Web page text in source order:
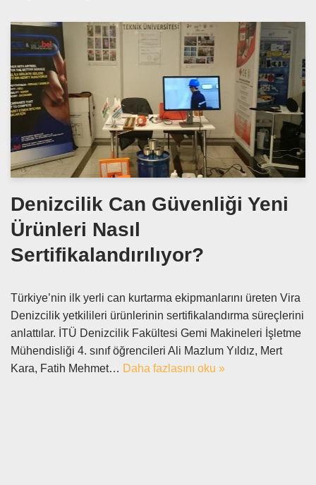
Denizcilik Can Güvenliği Yeni
Ürünleri Nasıl
Sertifikalandırılıyor?
Türkiye’nin ilk yerli can kurtarma ekipmanlarını üreten Vira
Denizcilik yetkilileri ürünlerinin sertifikalandırma süreçlerini
anlattılar. İTÜ Denizcilik Fakültesi Gemi Makineleri İşletme
Mühendisliği 4. sınıf öğrencileri Ali Mazlum Yıldız, Mert
Kara, Fatih Mehmet… Daha fazlasını oku »